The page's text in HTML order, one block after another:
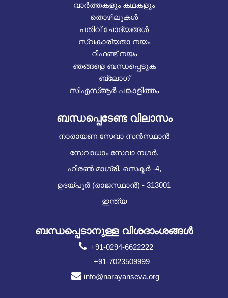
വാർത്തകളും കഥകളും
തൊഴിലുകൾ
പതിവ് ചോദ്യങ്ങൾ
സ്വകാര്യതാ നയം
റീഫണ്ട് നയം
ഞങ്ങളെ ബന്ധപ്പെടുക
ബ്ലോഗ്
സിഎസ്ആർ പങ്കാളിത്തം
ബന്ധപ്പെടേണ്ട വിലാസം
നാരായണ സേവാ സൻസ്ഥാൻ
സേവാധാം സേവാ നഗർ,
ഹിരൺ മാഗ്രി, സെക്ടർ -4,
ഉദയ്പൂർ (രാജസ്ഥാൻ) - 313001
ഇന്ത്യ
ബന്ധപ്പെടാനുള്ള വിശദാംശങ്ങൾ
+91-0294-6622222
+91-7023509999
info@narayanseva.org